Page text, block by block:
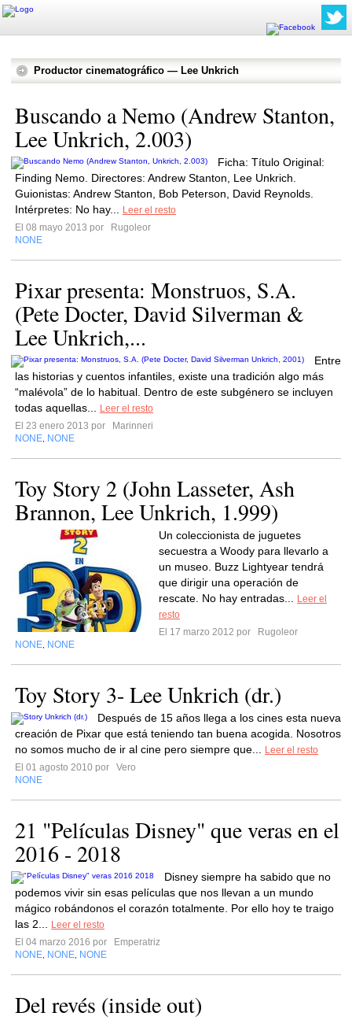
Productor cinematográfico — Lee Unkrich
Buscando a Nemo (Andrew Stanton,
Lee Unkrich, 2.003)
Ficha: Título Original:
Finding Nemo. Directores: Andrew Stanton, Lee Unkrich.
Guionistas: Andrew Stanton, Bob Peterson, David Reynolds.
Intérpretes: No hay...
Leer el resto
El 08 mayo 2013 por
Rugoleor
NONE
Pixar presenta: Monstruos, S.A.
(Pete Docter, David Silverman &
Lee Unkrich,...
Entre
las historias y cuentos infantiles, existe una tradición algo más
“malévola” de lo habitual. Dentro de este subgénero se incluyen
todas aquellas...
Leer el resto
El 23 enero 2013 por
Marinneri
NONE NONE
Toy Story 2 (John Lasseter, Ash
Brannon, Lee Unkrich, 1.999)
Un coleccionista de juguetes
secuestra a Woody para llevarlo a
un museo. Buzz Lightyear tendrá
que dirigir una operación de
rescate. No hay entradas...
Leer el
resto
El 17 marzo 2012 por
Rugoleor
NONE NONE
Toy Story 3- Lee Unkrich (dr.)
Después de 15 años llega a los cines esta nueva
creación de Pixar que está teniendo tan buena acogida. Nosotros
no somos mucho de ir al cine pero siempre que...
Leer el resto
El 01 agosto 2010 por
Vero
NONE
21 "Películas Disney" que veras en el
2016 - 2018
Disney siempre ha sabido que no
podemos vivir sin esas películas que nos llevan a un mundo
mágico robándonos el corazón totalmente. Por ello hoy te traigo
las 2...
Leer el resto
El 04 marzo 2016 por
Emperatriz
NONE NONE NONE
Del revés (inside out)